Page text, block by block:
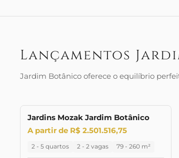
Lançamentos
Jardim Botânico oferece o equilíbrio
LANÇAMENTO LANÇAMENTO
Jardins Mozak Jardim Botânico
A partir de R$ 2.501.516,75
2 - 5 quartos 2 - 2 vagas 79 - 260 m²